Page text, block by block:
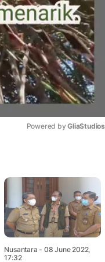
Powered by GliaStudios
Nusantara - 08 June 2022,
17:32